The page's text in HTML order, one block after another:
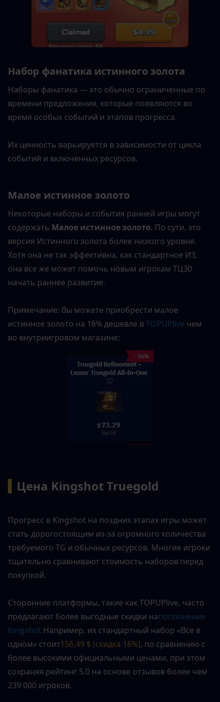
Набор фанатика истинного золота
Наборы фанатика — это обычно ограниченные по
времени предложения, которые появляются во
время особых событий и этапов прогресса.
Их ценность варьируется в зависимости от цикла
событий и включенных ресурсов.
Малое истинное золото
Некоторые наборы и события ранней игры могут
содержать Малое истинное золото. По сути, это
версия Истинного золота более низкого уровня.
Хотя она не так эффективна, как стандартное ИЗ,
она все же может помочь новым игрокам ТЦ30
начать раннее развитие.
Примечание: Вы можете приобрести малое
истинное золото на 16% дешевле в TOPUPlive чем
во внутриигровом магазине:
Цена Kingshot Truegold
Прогресс в Kingshot на поздних этапах игры может
стать дорогостоящим из-за огромного количества
требуемого TG и обычных ресурсов. Многие игроки
тщательно сравнивают стоимость наборов перед
покупкой.
Сторонние платформы, такие как TOPUPlive, часто
предлагают более выгодные скидки напополнение
Kingshot.Например, их стандартный набор «Все в
одном» стоит156,49 $ (скидка 16%), по сравнению с
более высокими официальными ценами, при этом
сохраняя рейтинг 5.0 на основе отзывов более чем
239 000 игроков.